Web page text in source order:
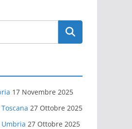
17 Novembre 2025
27 Ottobre 2025
27 Ottobre 2025